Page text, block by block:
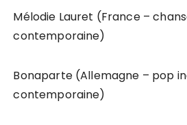
Mélodie Lauret (France –
contemporaine)
Bonaparte (Allemagne – pop
contemporaine)